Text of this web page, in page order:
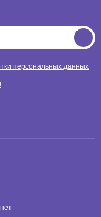
персональных данных